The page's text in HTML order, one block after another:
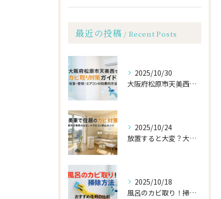
最近の投稿 Recent Posts
2025/10/30
大阪府松原市天美西でカビ取りを効果的に行う方法など！浴室・壁紙・エアコンの対策ガイド
2025/10/24
放置すると大変？大阪府松原市天美東エリアで住居のカビ取りをするためのポイント
2025/10/18
風呂のカビ取り！掃除方法とおすすめ洗剤の比較・プロが教える予防と健康リスク対策